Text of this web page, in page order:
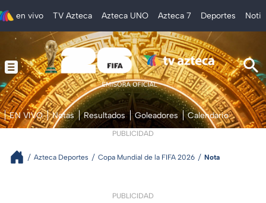
en vivo TV Azteca Azteca UNO Azteca 7 Deportes
EN VIVO Notas Resultados Goleadores Calendario
PUBLICIDAD
Azteca Deportes Copa Mundial de la FIFA 2026 Nota
PUBLICIDAD